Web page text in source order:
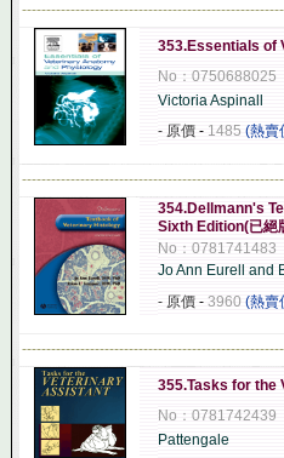
353.Essentials of
No：0750688025
Victoria Aspinall
- 原價 - 1485 (熱賣
354.Dellmann's
Sixth Edition(已絕
No：0781741483
Jo Ann Eurell and
- 原價 - 3960 (熱賣
355.Tasks for the
No：0781742439
Pattengale